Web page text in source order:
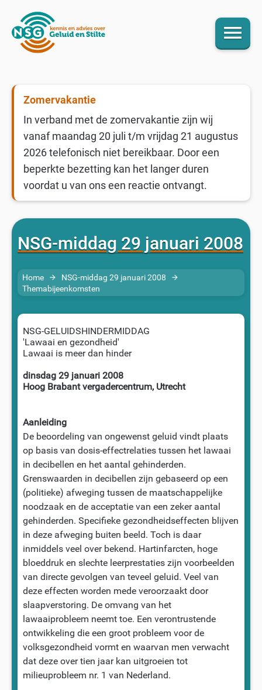
menu
Zomervakantie
In verband met de zomervakantie zijn wij
vanaf maandag 20 juli t/m vrijdag 21 augustus
2026 telefonisch niet bereikbaar. Door een
beperkte bezetting kan het langer duren
voordat u van ons een reactie ontvangt.
NSG-middag 29 januari 2008
Home arrow_forward NSG-middag 29 januari 2008 arrow_forward
Themabijeenkomsten
NSG-GELUIDSHINDERMIDDAG
'Lawaai en gezondheid'
Lawaai is meer dan hinder
dinsdag 29 januari 2008
Hoog Brabant vergadercentrum, Utrecht
Aanleiding
De beoordeling van ongewenst geluid vindt plaats
op basis van dosis-effectrelaties tussen het lawaai
in decibellen en het aantal gehinderden.
Grenswaarden in decibellen zijn gebaseerd op een
(politieke) afweging tussen de maatschappelijke
noodzaak en de acceptatie van een zeker aantal
gehinderden. Specifieke gezondheidseffecten blijven
in deze afweging buiten beeld. Toch is daar
inmiddels veel over bekend. Hartinfarcten, hoge
bloeddruk en slechte leerprestaties zijn voorbeelden
van directe gevolgen van teveel geluid. Veel van
deze effecten worden mede veroorzaakt door
slaapverstoring. De omvang van het
lawaaiprobleem neemt toe. Een verontrustende
ontwikkeling die een groot probleem voor de
volksgezondheid vormt en waarvan men verwacht
dat deze over tien jaar kan uitgroeien tot
milieuprobleem nr. 1 van Nederland.